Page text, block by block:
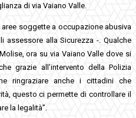
di via Vaiano Valle.
aree soggette a occupazione abusiva
assessore alla Sicurezza -. Qualche
ora su via Vaiano Valle dove si
grazie all’intervento della Polizia
ringraziare anche i cittadini che
questo ci permette di controllare il
la legalità”.